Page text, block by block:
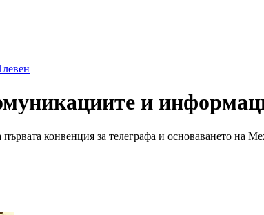
и
конвенция за телеграфа и основаването на